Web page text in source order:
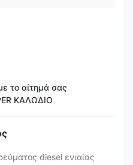
το αίτημά σας
ΚΑΛΩΔΙΟ
diesel ενιαίας